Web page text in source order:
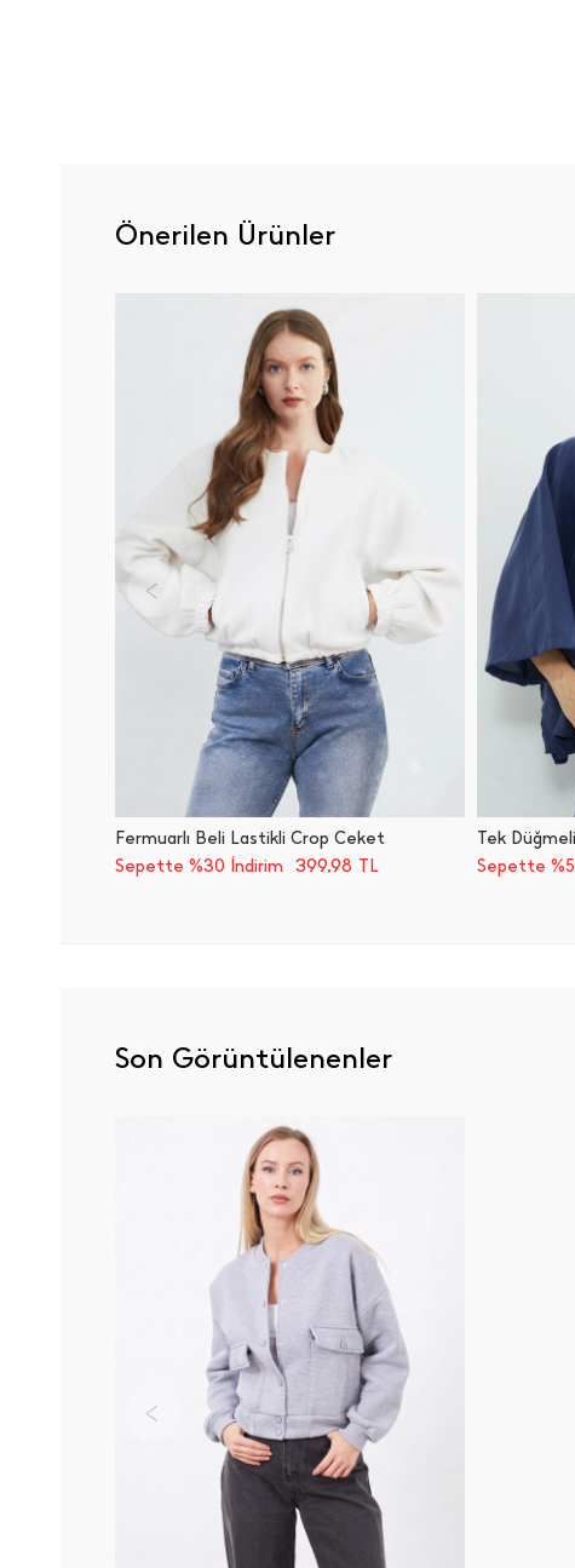
Önerilen Ürünler
Fermuarlı Beli Lastikli Crop Ceket
Sepette %30 İndirim
399,98 TL
Sepette
Son Görüntülenenler